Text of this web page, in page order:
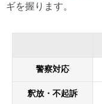
ギを握ります。
警察対応
釈放・不起訴